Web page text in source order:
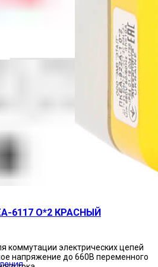
6117 О*2 КРАСНЫЙ
коммутации электрических цепей
напряжение до 660В переменного